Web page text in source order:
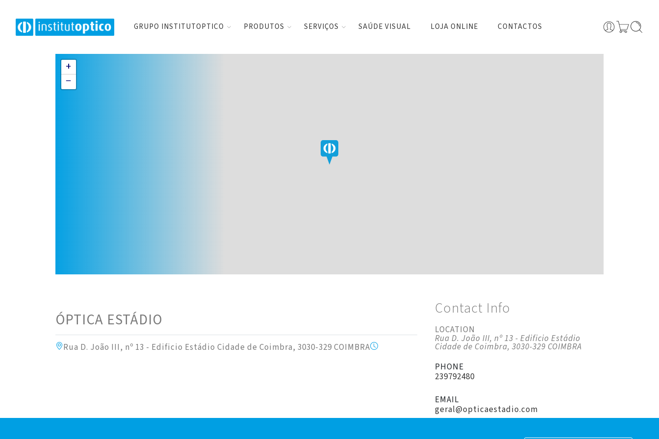
GRUPO INSTITUTOPTICO PRODUTOS SERVIÇOS SAÚDE VISUAL LOJA ONLINE CONTACTOS
+
−
ÓPTICA ESTÁDIO
Rua D. João III, nº 13 - Edificio Estádio Cidade de Coimbra, 3030-329 COIMBRA
Contact Info
LOCATION
Rua D. João III, nº 13 - Edificio Estádio
Cidade de Coimbra, 3030-329 COIMBRA
PHONE
239792480
EMAIL
geral@opticaestadio.com